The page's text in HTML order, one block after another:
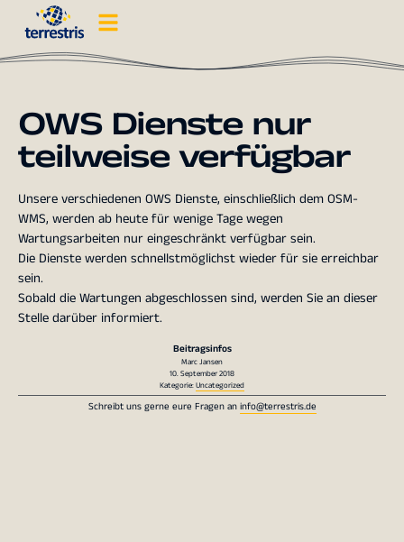
OWS Dienste nur
teilweise verfügbar
Unsere verschiedenen OWS Dienste, einschließlich dem OSM-
WMS, werden ab heute für wenige Tage wegen
Wartungsarbeiten nur eingeschränkt verfügbar sein.
Die Dienste werden schnellstmöglichst wieder für sie erreichbar
sein.
Sobald die Wartungen abgeschlossen sind, werden Sie an dieser
Stelle darüber informiert.
Beitragsinfos
Marc Jansen
10. September 2018
Kategorie:Uncategorized
Schreibt uns gerne eure Fragen aninfo@terrestris.de